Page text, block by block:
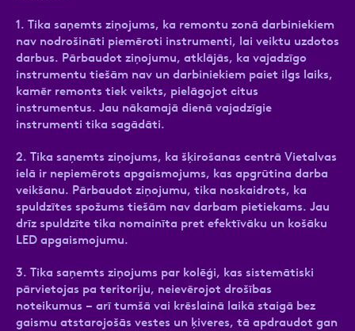
1. Tika saņemts ziņojums, ka remontu zonā darbiniekiem
nav nodrošināti piemēroti instrumenti, lai veiktu uzdotos
darbus. Pārbaudot ziņojumu, atklājās, ka vajadzīgo
instrumentu tiešām nav un darbiniekiem paiet ilgs laiks,
kamēr remonts tiek veikts, pielāgojot citus
instrumentus. Jau nākamajā dienā vajadzīgie
instrumenti tika sagādāti.
2. Tika saņemts ziņojums, ka šķirošanas centrā Vietalvas
ielā ir nepiemērots apgaismojums, kas apgrūtina darba
veikšanu. Pārbaudot ziņojumu, tika noskaidrots, ka
spuldzītes spožums tiešām nav darbam pietiekams. Jau
drīz spuldzīte tika nomainīta pret efektīvāku un košāku
LED apgaismojumu.
3. Tika saņemts ziņojums par kolēģi, kas sistemātiski
pārvietojas pa teritoriju, neievērojot drošības
noteikumus – arī tumšā vai krēslainā laikā staigā bez
gaismu atstarojošās vestes un ķiveres, tā apdraudot gan